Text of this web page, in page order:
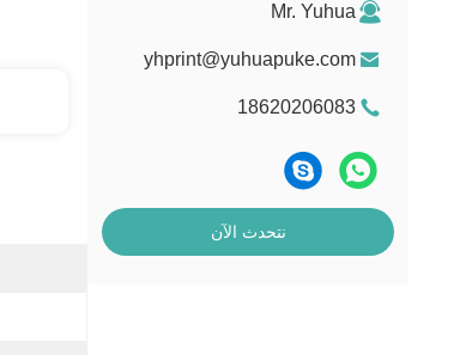
Mr. Yuhua
yhprint@yuhuapuke.com
18620206083
نتحدث الآن